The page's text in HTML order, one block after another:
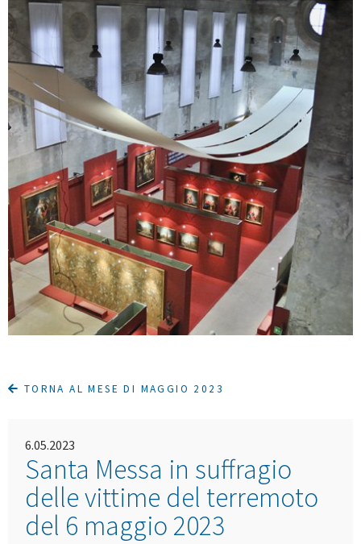
TORNA AL MESE DI MAGGIO 2023
6.05.2023
Santa Messa in suffragio
delle vittime del terremoto
del 6 maggio 2023